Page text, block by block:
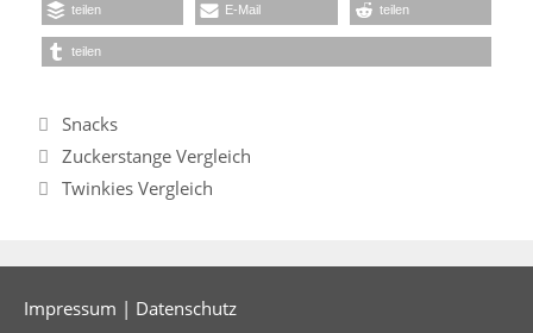
teilen E-Mail teilen
teilen
Kategorien
Snacks
Zuckerstange Vergleich
Twinkies Vergleich
Impressum | Datenschutz